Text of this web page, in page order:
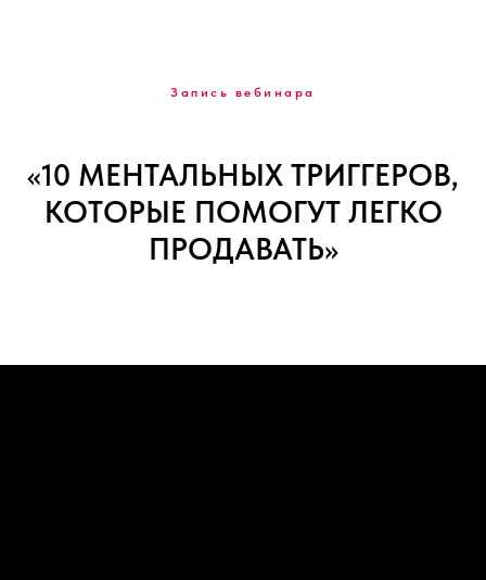
Запись вебинара
«10 МЕНТАЛЬНЫХ ТРИГГЕРОВ,
КОТОРЫЕ ПОМОГУТ ЛЕГКО
ПРОДАВАТЬ»